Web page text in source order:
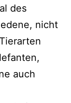
des
nicht
auch